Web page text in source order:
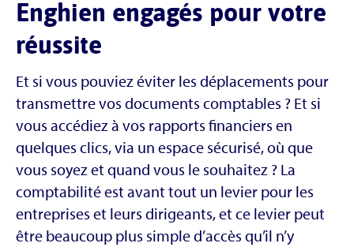
Enghien engagés pour votre
réussite
Et si vous pouviez éviter les déplacements pour
transmettre vos documents comptables ? Et si
vous accédiez à vos rapports financiers en
quelques clics, via un espace sécurisé, où que
vous soyez et quand vous le souhaitez ? La
comptabilité est avant tout un levier pour les
entreprises et leurs dirigeants, et ce levier peut
être beaucoup plus simple d’accès qu’il n’y